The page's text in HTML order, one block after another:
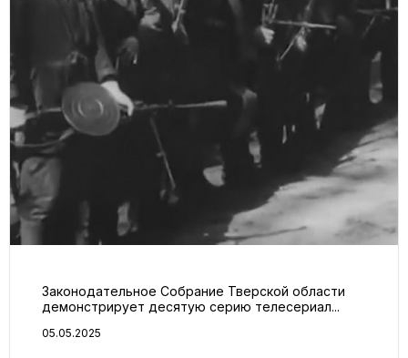
Законодательное Собрание Тверской области
демонстрирует десятую серию телесериал...
05.05.2025